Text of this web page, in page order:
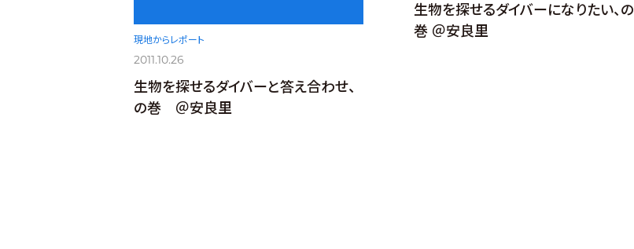
現地からレポート
2011.10.26
生物を探せるダイバーと答え合わせ、
の巻 ＠安良里
生物を探せるダイバーになりたい、の
巻 ＠安良里